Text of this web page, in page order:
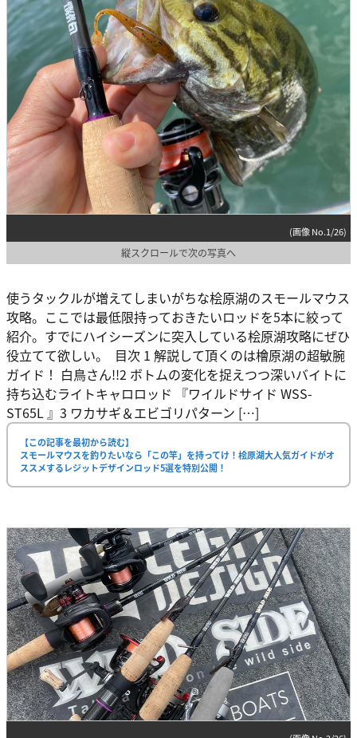
(画像 No.1/26)
縦スクロールで次の写真へ
使うタックルが増えてしまいがちな桧原湖のスモールマウス
攻略。ここでは最低限持っておきたいロッドを5本に絞って
紹介。すでにハイシーズンに突入している桧原湖攻略にぜひ
役立てて欲しい。 目次 1 解説して頂くのは檜原湖の超敏腕
ガイド！ 白鳥さん!!2 ボトムの変化を捉えつつ深いバイトに
持ち込むライトキャロロッド 『ワイルドサイド WSS-
ST65L 』3 ワカサギ＆エビゴリパターン […]
【この記事を最初から読む】
スモールマウスを釣りたいなら「この竿」を持ってけ！桧原湖大人気ガイドがオ
ススメするレジットデザインロッド5選を特別公開！